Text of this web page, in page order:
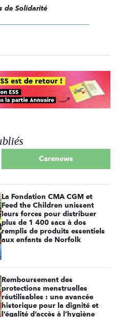
de Solidarité
Carenews
La Fondation CMA CGM et
Feed the Children unissent
leurs forces pour distribuer
plus de 1 400 sacs à dos
remplis de produits essentiels
aux enfants de Norfolk
Remboursement des
protections menstruelles
réutilisables : une avancée
historique pour la dignité et
l’égalité d’accès à l’hygiène